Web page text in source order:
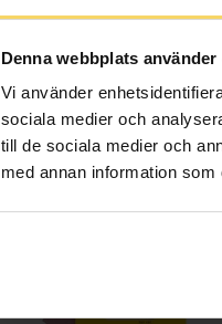
Denna webbplats
Vi använder
sociala medier och
till de sociala medier och
med annan information